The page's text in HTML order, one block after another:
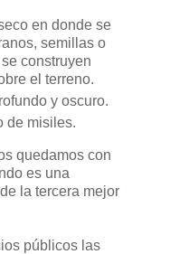
en donde se
semillas o
construyen
el terreno.
y oscuro.
de misiles.
quedamos con
es una
la tercera mejor
públicos las